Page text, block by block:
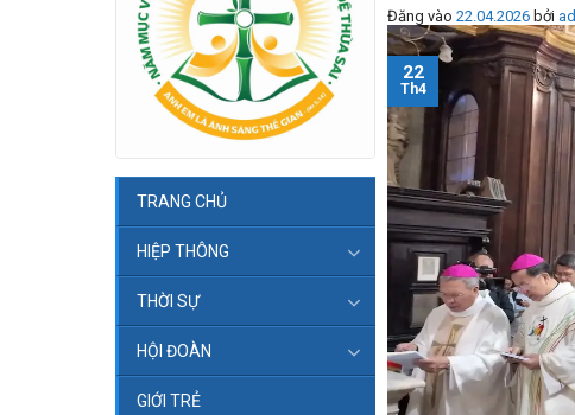
TRANG CHỦ
HIỆP THÔNG
THỜI SỰ
HỘI ĐOÀN
GIỚI TRẺ
Đăng vào 22.04.2026 bởi
22
Th4